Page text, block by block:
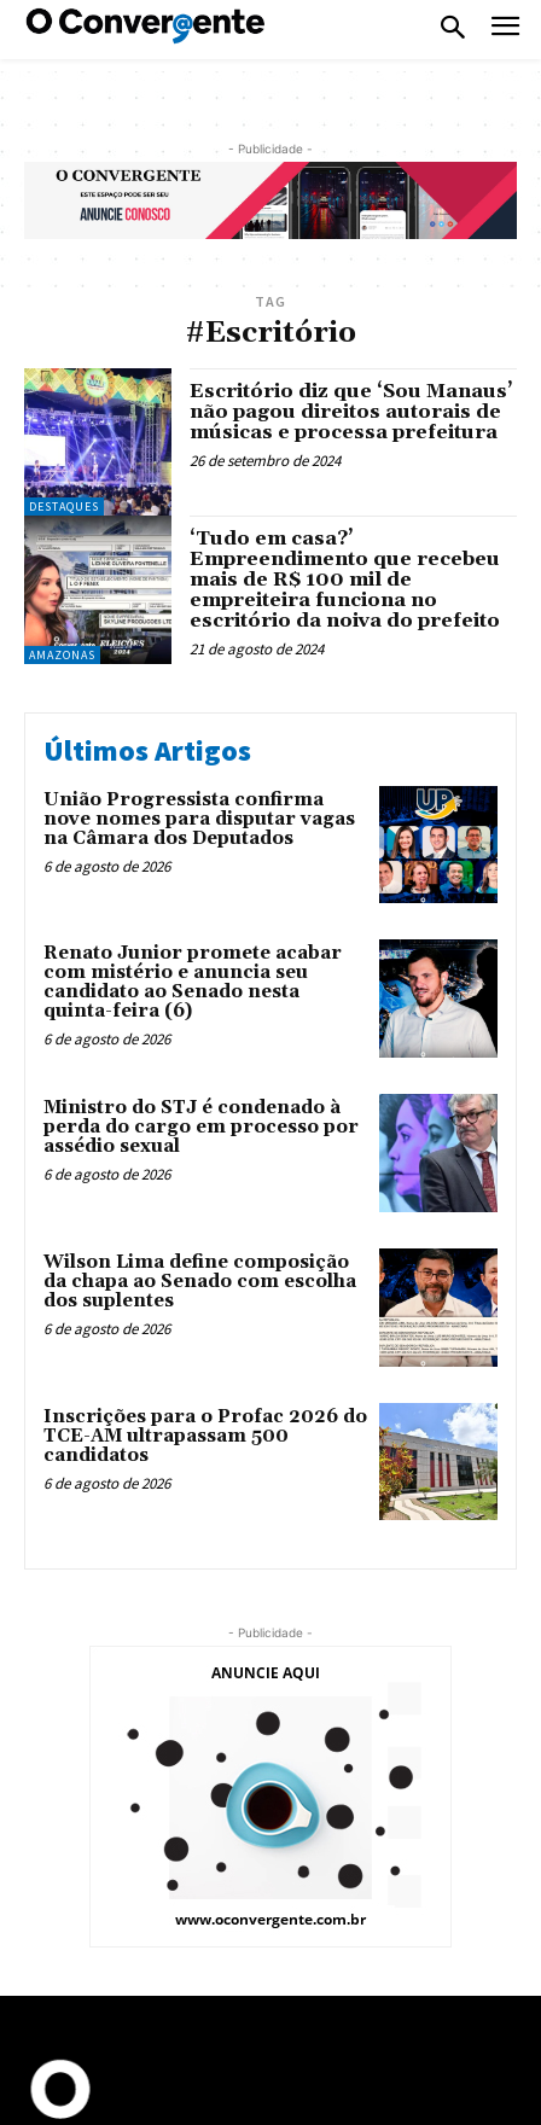
- Publicidade -
TAG
#Escritório
DESTAQUES
Escritório diz que ‘Sou Manaus’
não pagou direitos autorais de
músicas e processa prefeitura
26 de setembro de 2024
AMAZONAS
‘Tudo em casa?’
Empreendimento que recebeu
mais de R$ 100 mil de
empreiteira funciona no
escritório da noiva do prefeito
21 de agosto de 2024
Últimos Artigos
União Progressista confirma
nove nomes para disputar vagas
na Câmara dos Deputados
6 de agosto de 2026
Renato Junior promete acabar
com mistério e anuncia seu
candidato ao Senado nesta
quinta-feira (6)
6 de agosto de 2026
Ministro do STJ é condenado à
perda do cargo em processo por
assédio sexual
6 de agosto de 2026
Wilson Lima define composição
da chapa ao Senado com escolha
dos suplentes
6 de agosto de 2026
Inscrições para o Profac 2026 do
TCE-AM ultrapassam 500
candidatos
6 de agosto de 2026
- Publicidade -